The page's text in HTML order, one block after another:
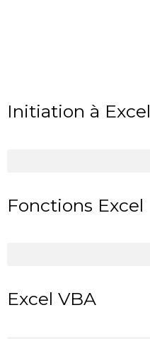
Initiation à Excel
Fonctions Excel
Excel VBA